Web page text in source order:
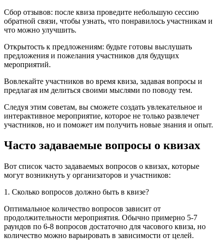
Сбор отзывов: после квиза проведите небольшую сессию
обратной связи, чтобы узнать, что понравилось участникам и
что можно улучшить.
Открытость к предложениям: будьте готовы выслушать
предложения и пожелания участников для будущих
мероприятий.
Вовлекайте участников во время квиза, задавая вопросы и
предлагая им делиться своими мыслями по поводу тем.
Следуя этим советам, вы сможете создать увлекательное и
интерактивное мероприятие, которое не только развлечет
участников, но и поможет им получить новые знания и опыт.
Часто задаваемые вопросы о квизах
Вот список часто задаваемых вопросов о квизах, которые
могут возникнуть у организаторов и участников:
1. Сколько вопросов должно быть в квизе?
Оптимальное количество вопросов зависит от
продолжительности мероприятия. Обычно примерно 5-7
раундов по 6-8 вопросов достаточно для часового квиза, но
количество можно варьировать в зависимости от целей.